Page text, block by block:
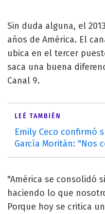
Sin duda alguna, el
años de América. El
ubica en el tercer
saca una buena
Canal 9.
LEÉ TAMBIÉN
Emily Ceco confirmó
García Moritán: "Nos
"América se consolidó
haciendo lo que
Porque hoy se critica